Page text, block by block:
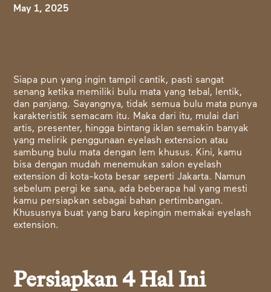
May 1, 2025
Siapa pun yang ingin tampil cantik, pasti sangat
senang ketika memiliki bulu mata yang tebal, lentik,
dan panjang. Sayangnya, tidak semua bulu mata punya
karakteristik semacam itu. Maka dari itu, mulai dari
artis, presenter, hingga bintang iklan semakin banyak
yang melirik penggunaan eyelash extension atau
sambung bulu mata dengan lem khusus. Kini, kamu
bisa dengan mudah menemukan salon eyelash
extension di kota-kota besar seperti Jakarta. Namun
sebelum pergi ke sana, ada beberapa hal yang mesti
kamu persiapkan sebagai bahan pertimbangan.
Khususnya buat yang baru kepingin memakai eyelash
extension.
Persiapkan 4 Hal Ini